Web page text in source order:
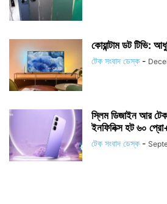
কোয়ান্টাম ডট টিভি:
টেক সংবাদ ডেস্ক -
স্লিম ডিজাইন আর
ইনফিনিক্স হট ৬০
টেক সংবাদ ডেস্ক -